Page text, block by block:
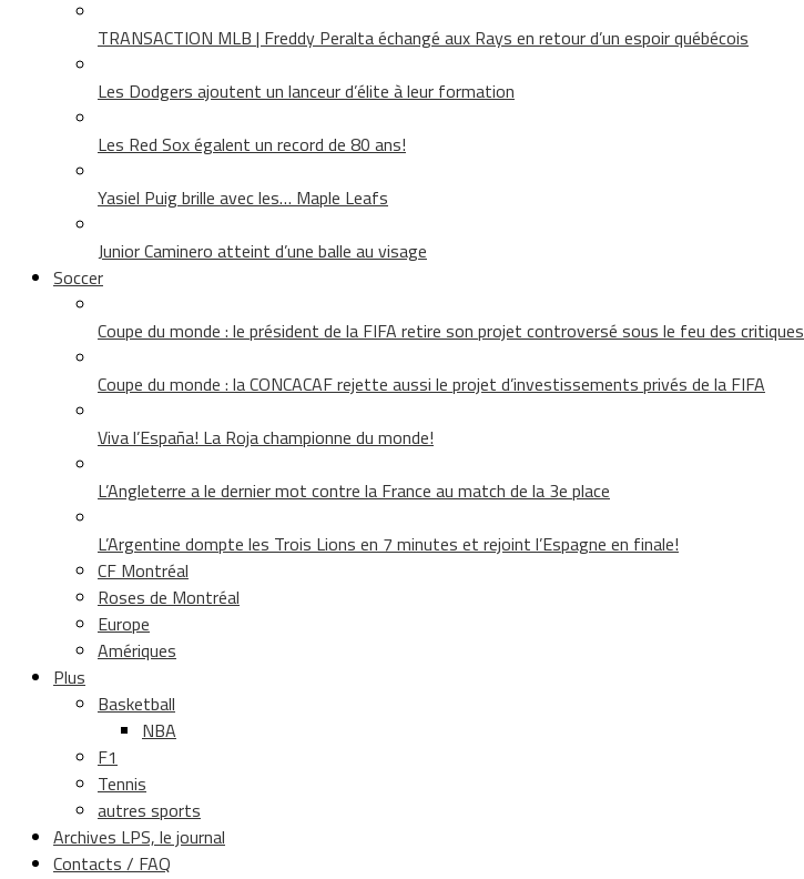
TRANSACTION MLB | Freddy Peralta échangé aux Rays en retour d’un espoir québécois
Les Dodgers ajoutent un lanceur d’élite à leur formation
Les Red Sox égalent un record de 80 ans!
Yasiel Puig brille avec les… Maple Leafs
Junior Caminero atteint d’une balle au visage
Soccer
Coupe du monde : le président de la FIFA retire son projet controversé sous le feu des critiques
Coupe du monde : la CONCACAF rejette aussi le projet d’investissements privés de la FIFA
Viva l’España! La Roja championne du monde!
L’Angleterre a le dernier mot contre la France au match de la 3e place
L’Argentine dompte les Trois Lions en 7 minutes et rejoint l’Espagne en finale!
CF Montréal
Roses de Montréal
Europe
Amériques
Plus
Basketball
NBA
F1
Tennis
autres sports
Archives LPS, le journal
Contacts / FAQ